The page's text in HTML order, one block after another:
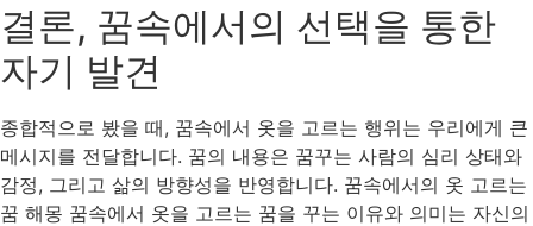
결론, 꿈속에서의 선택을 통한
자기 발견
종합적으로 봤을 때, 꿈속에서 옷을 고르는 행위는 우리에게 큰
메시지를 전달합니다. 꿈의 내용은 꿈꾸는 사람의 심리 상태와
감정, 그리고 삶의 방향성을 반영합니다. 꿈속에서의 옷 고르는
꿈 해몽 꿈속에서 옷을 고르는 꿈을 꾸는 이유와 의미는 자신의